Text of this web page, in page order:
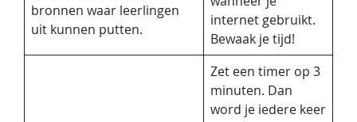
bronnen waar leerlingen
uit kunnen putten.
internet gebruikt.
Bewaak je tijd!
Zet een timer op 3
minuten. Dan
word je iedere keer